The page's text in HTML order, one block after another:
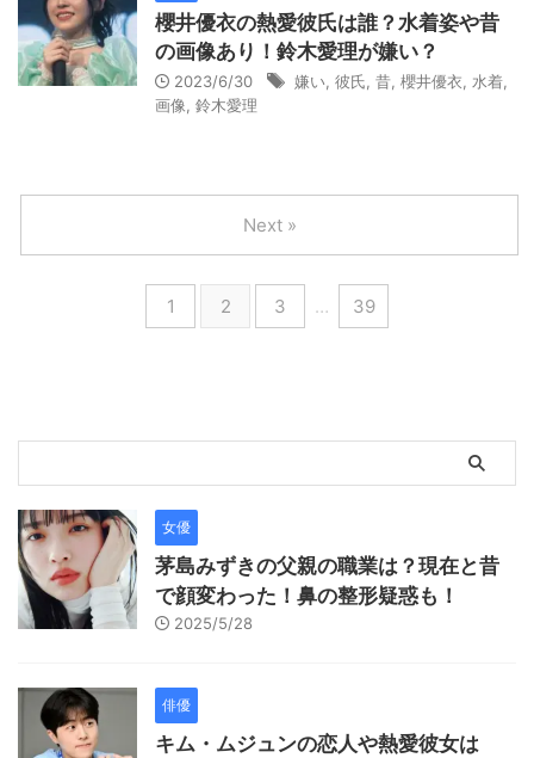
櫻井優衣の熱愛彼氏は誰？水着姿や昔
の画像あり！鈴木愛理が嫌い？
2023/6/30 嫌い 彼氏 昔 櫻井優衣 水着
画像 鈴木愛理
1 2 3 … 39
Next »
女優
茅島みずきの父親の職業は？現在と昔
で顔変わった！鼻の整形疑惑も！
2025/5/28
俳優
キム・ムジュンの恋人や熱愛彼女は